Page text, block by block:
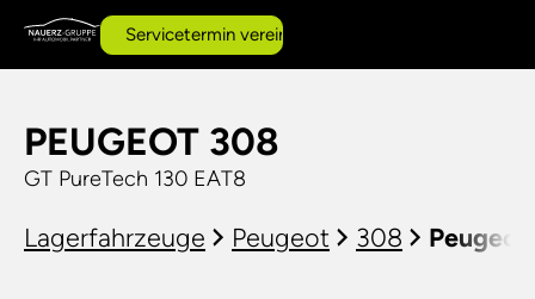
Servicetermin vereinbaren
PEUGEOT 308
GT PureTech 130 EAT8
Lagerfahrzeuge Peugeot 308 Peugeot